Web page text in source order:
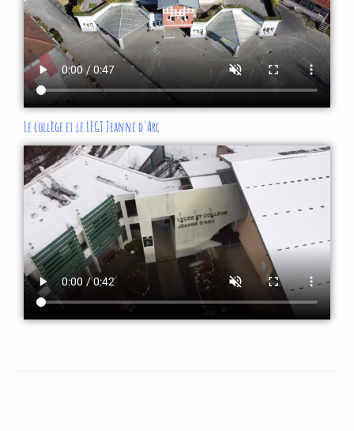
Le collège et le LEGT Jeanne d'Arc